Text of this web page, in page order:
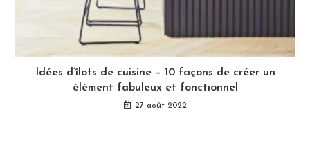
Idées d’îlots de cuisine – 10 façons de créer un
élément fabuleux et fonctionnel
27 août 2022